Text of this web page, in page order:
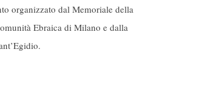
organizzato dal Memoriale della
Ebraica di Milano e dalla